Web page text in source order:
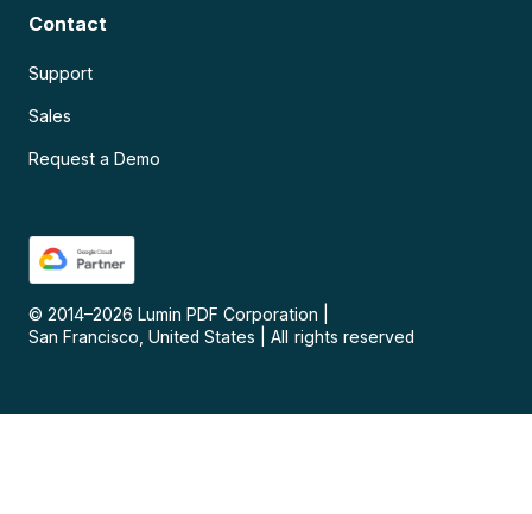
Contact
Support
Sales
Request a Demo
© 2014–2026 Lumin PDF Corporation
San Francisco, United States
All rights reserved